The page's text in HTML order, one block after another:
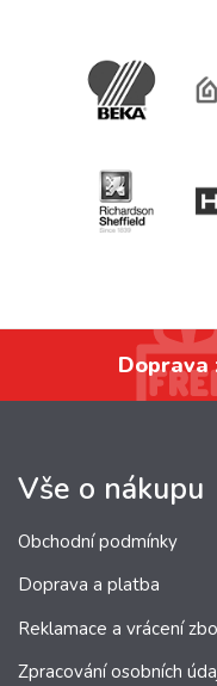
Doprava
Vše o nákupu
Obchodní podmínky
Doprava a platba
Reklamace a vrácení
Zpracování osobních